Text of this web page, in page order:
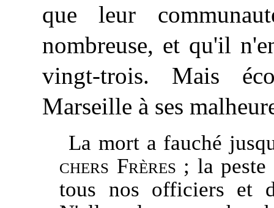
que leur
nombreuse, et qu'il
vingt-trois. Mais
Marseille à ses
La mort a fauché
chers Frères ; la
tous nos officiers et